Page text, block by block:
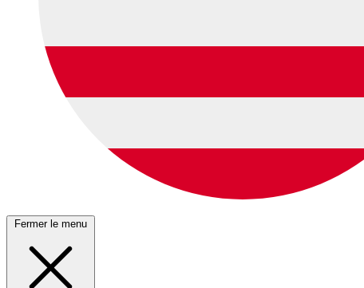
Fermer le menu